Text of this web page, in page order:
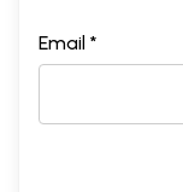
Email *